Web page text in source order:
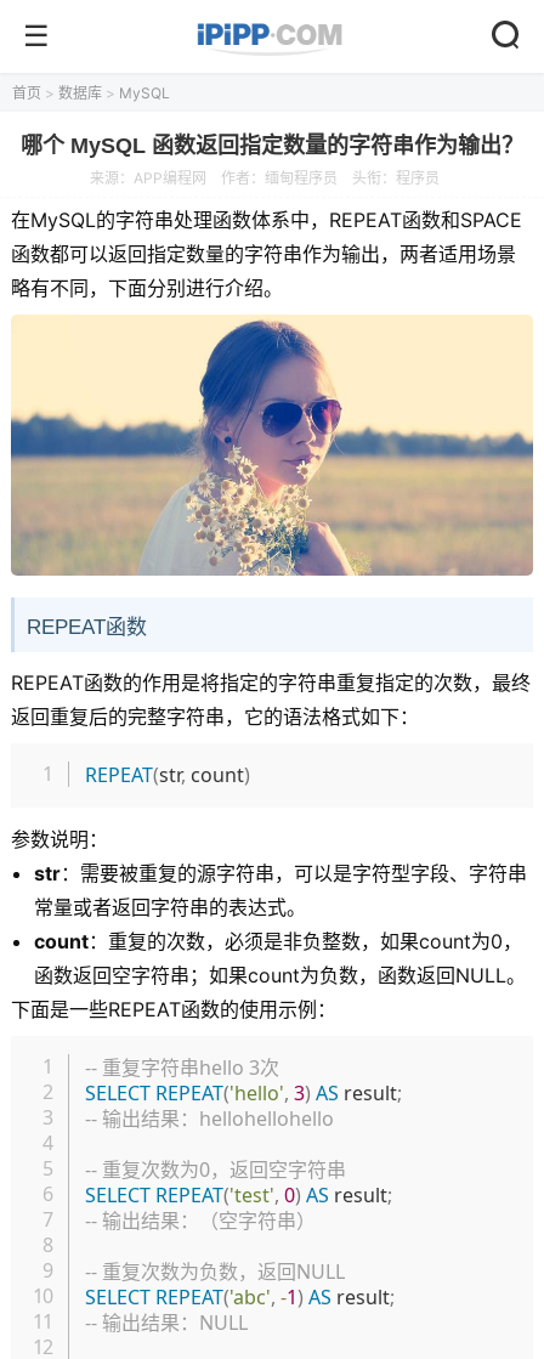
首页 > 数据库 > MySQL
哪个 MySQL 函数返回指定数量的字符串作为输出？
来源： APP编程网 作者：缅甸程序员 头衔：程序员
在MySQL的字符串处理函数体系中，REPEAT函数和SPACE
函数都可以返回指定数量的字符串作为输出，两者适用场景
略有不同，下面分别进行介绍。
REPEAT函数
REPEAT函数的作用是将指定的字符串重复指定的次数，最终
返回重复后的完整字符串，它的语法格式如下：
REPEAT(str, count)
参数说明：
str：需要被重复的源字符串，可以是字符型字段、字符串
常量或者返回字符串的表达式。
count：重复的次数，必须是非负整数，如果count为0，
函数返回空字符串；如果count为负数，函数返回NULL。
下面是一些REPEAT函数的使用示例：
-- 重复字符串hello 3次
SELECT REPEAT('hello', 3) AS result;
-- 输出结果：hellohellohello
-- 重复次数为0，返回空字符串
SELECT REPEAT('test', 0) AS result;
-- 输出结果：（空字符串）
-- 重复次数为负数，返回NULL
SELECT REPEAT('abc', -1) AS result;
-- 输出结果：NULL